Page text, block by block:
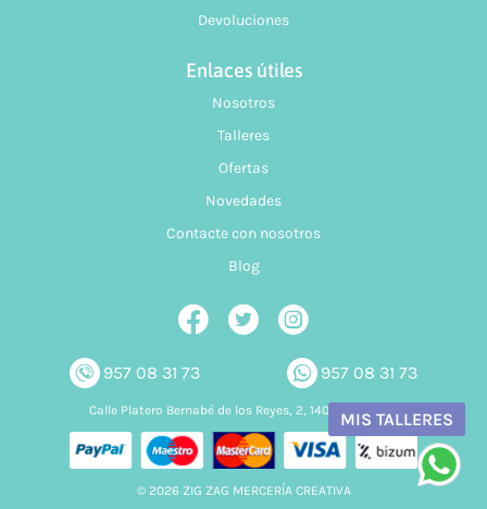
Devoluciones
Enlaces útiles
Nosotros
Talleres
Ofertas
Novedades
Contacte con nosotros
Blog
957 08 31 73 957 08 31 73
Calle Platero Bernabé de los Reyes, 2, 14006 Córdoba
© 2026 ZIG ZAG MERCERÍA CREATIVA
MIS TALLERES